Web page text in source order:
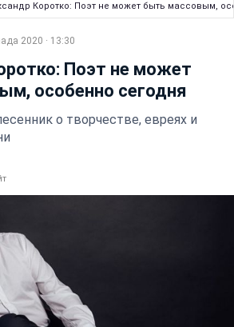
Коротко: Поэт не может быть массовым,
2020 · 13:30
Поэт не может
особенно сегодня
о творчестве, евреях и